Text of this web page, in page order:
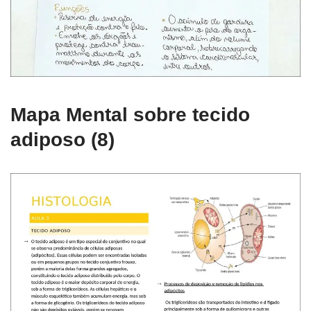
Mapa Mental sobre tecido
adiposo (8)